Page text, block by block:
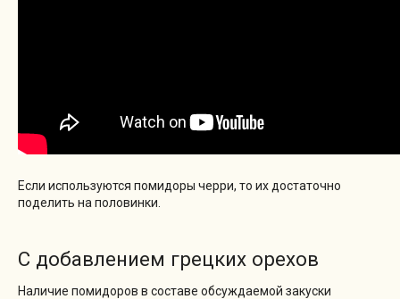
Если используются помидоры черри, то их достаточно
поделить на половинки.
С добавлением грецких орехов
Наличие помидоров в составе обсуждаемой закуски